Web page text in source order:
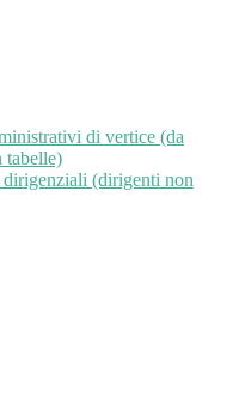
di vertice (da
tabelle)
(dirigenti non